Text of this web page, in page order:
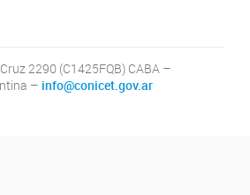
2290 (C1425FQB) CABA –
– info@conicet.gov.ar